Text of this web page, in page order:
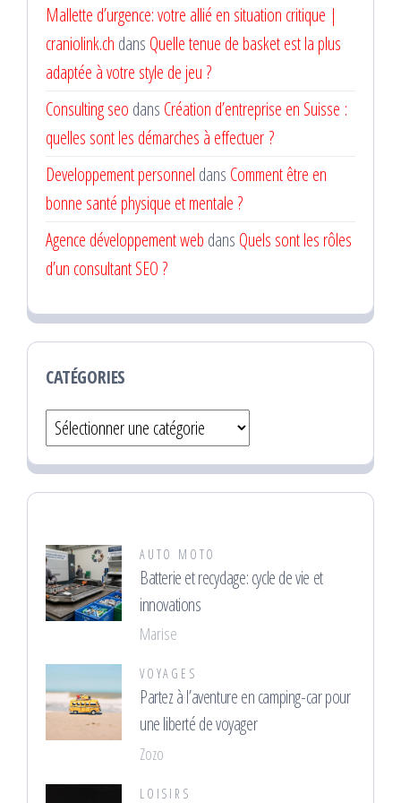
Mallette d’urgence: votre allié en situation critique |
craniolink.ch dans Quelle tenue de basket est la plus
adaptée à votre style de jeu ?
Consulting seo dans Création d’entreprise en Suisse :
quelles sont les démarches à effectuer ?
Developpement personnel dans Comment être en
bonne santé physique et mentale ?
Agence développement web dans Quels sont les rôles
d’un consultant SEO ?
CATÉGORIES
Catégories
AUTO MOTO
Batterie et recyclage: cycle de vie et
innovations
Marise
VOYAGES
Partez à l’aventure en camping-car pour
une liberté de voyager
Zozo
LOISIRS